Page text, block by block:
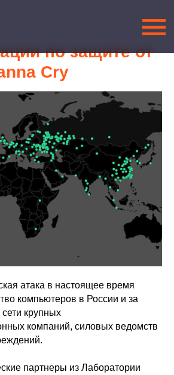
по защите от
Cry
атака в настоящее время
компьютеров в России и за
крупных
компаний, силовых ведомств
партнеры из Лаборатории